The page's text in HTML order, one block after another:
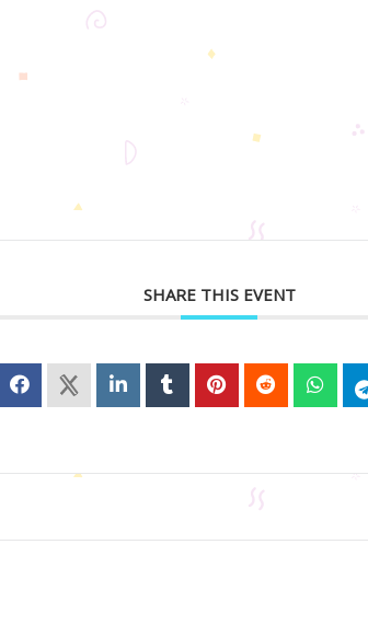
SHARE THIS EVENT